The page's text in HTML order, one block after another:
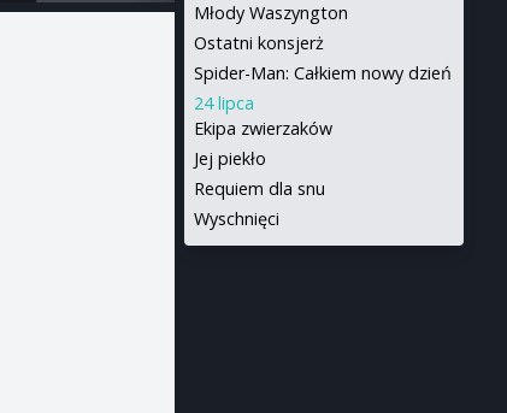
Młody Waszyngton
Ostatni konsjerż
Spider-Man: Całkiem nowy dzień
24 lipca
Ekipa zwierzaków
Jej piekło
Requiem dla snu
Wyschnięci